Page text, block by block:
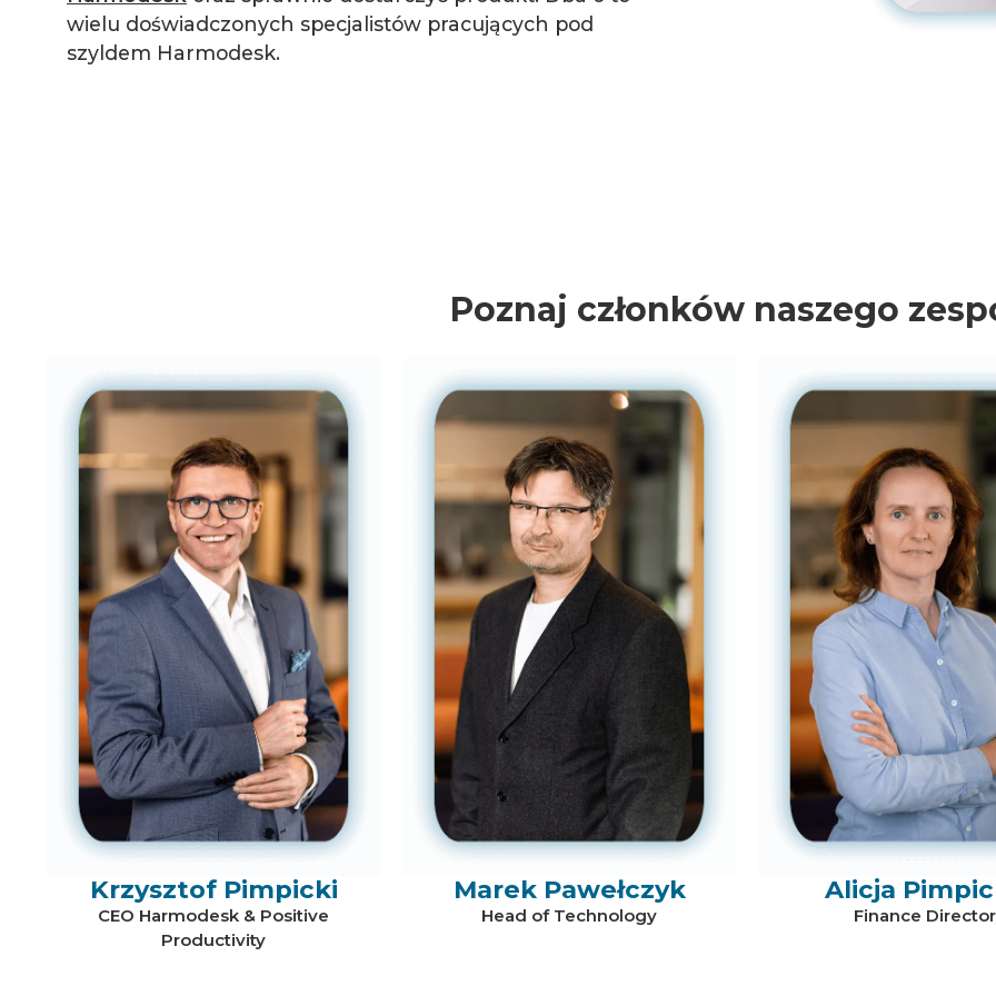
wielu doświadczonych specjalistów pracujących pod
szyldem Harmodesk.
Poznaj członków naszego
Krzysztof Pimpicki
CEO Harmodesk & Positive
Productivity
Marek Pawełczyk
Head of Technology
Alicja
Finance Director